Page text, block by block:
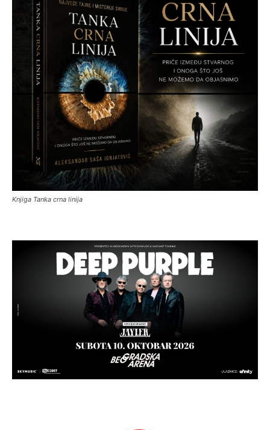
Knjiga Tanka crna linija